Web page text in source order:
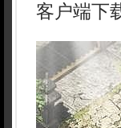
客户端下